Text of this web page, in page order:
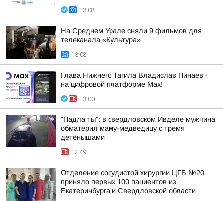
13:08
На Среднем Урале сняли 9 фильмов для
телеканала «Культура»
13:08
Глава Нижнего Тагила Владислав Пинаев -
на цифровой платформе Max!
13:00
"Падла ты": в свердловском Ивделе мужчина
обматерил маму-медведицу с тремя
детёнышами
12:49
Отделение сосудистой хирургии ЦГБ №20
приняло первых 100 пациентов из
Екатеринбурга и Свердловской области